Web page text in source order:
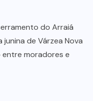
do Arraiá
de Várzea Nova
moradores e